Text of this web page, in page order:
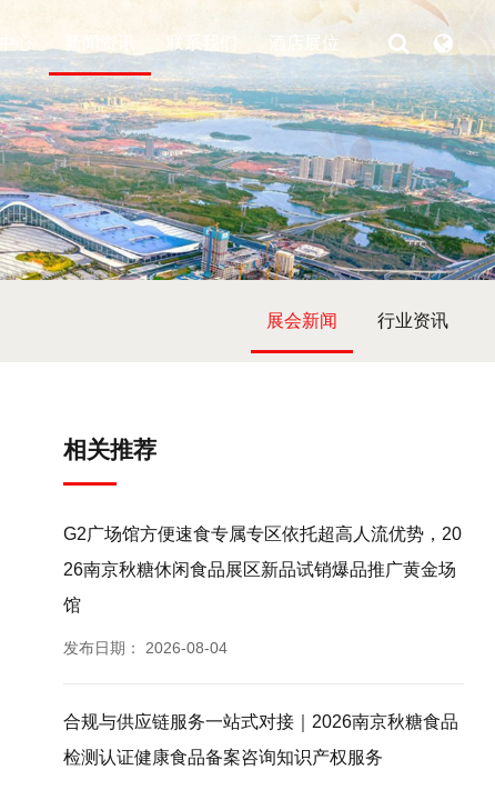
酒店展位
展会新闻 行业资讯
相关推荐
G2广场馆方便速食专属专区依托超高人流优势，20
26南京秋糖休闲食品展区新品试销爆品推广黄金场
馆
发布日期： 2026-08-04
合规与供应链服务一站式对接｜2026南京秋糖食品
检测认证健康食品备案咨询知识产权服务